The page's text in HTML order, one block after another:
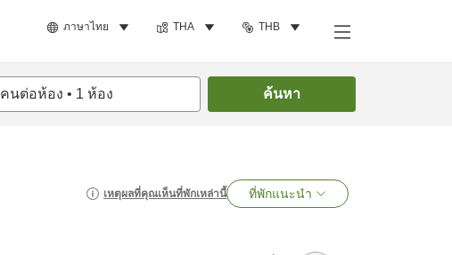
ภาษาไทย THA THB
คนต่อห้อง • 1 ห้อง ค้นหา
เหตุผลที่คุณเห็นที่พักเหล่านี้ ที่พักแนะนำ